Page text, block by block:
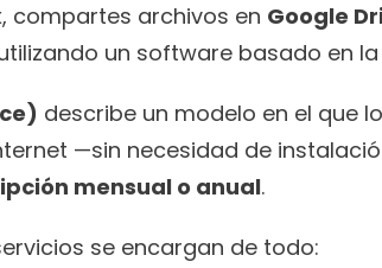
, compartes archivos en Google
un software basado en la
describe un modelo en el que
—sin necesidad de
mensual o anual.
se encargan de todo: